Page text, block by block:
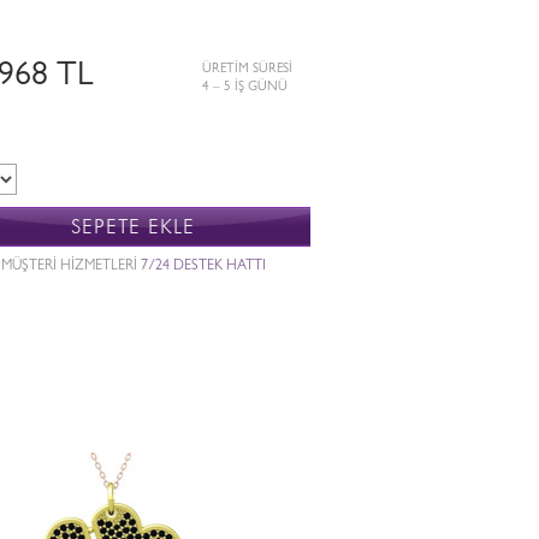
TL
ÜRETİM SÜRESİ
4 – 5 İŞ GÜNÜ
SEPETE EKLE
MÜŞTERİ HİZMETLERİ 7/24 DESTEK HATTI